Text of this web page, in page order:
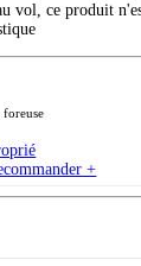
vol, ce produit
foreuse
+